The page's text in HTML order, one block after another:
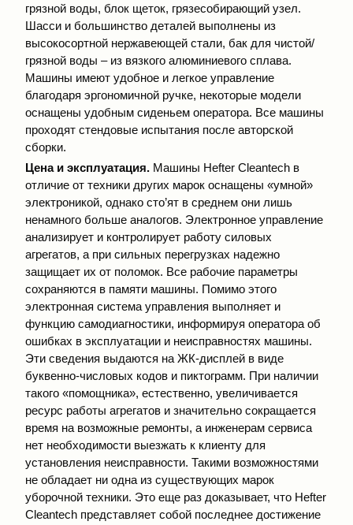
грязной воды, блок щеток, грязесобирающий узел.
Шасси и большинство деталей выполнены из
высокосортной нержавеющей стали, бак для чистой/
грязной воды – из вязкого алюминиевого сплава.
Машины имеют удобное и легкое управление
благодаря эргономичной ручке, некоторые модели
оснащены удобным сиденьем оператора. Все машины
проходят стендовые испытания после авторской
сборки.
Цена и эксплуатация. Машины Hefter Cleantech в
отличие от техники других марок оснащены «умной»
электроникой, однако стo’ят в среднем они лишь
ненамного больше аналогов. Электронное управление
анализирует и контролирует работу силовых
агрегатов, а при сильных перегрузках надежно
защищает их от поломок. Все рабочие параметры
сохраняются в памяти машины. Помимо этого
электронная система управления выполняет и
функцию самодиагностики, информируя оператора об
ошибках в эксплуатации и неисправностях машины.
Эти сведения выдаются на ЖК-дисплей в виде
буквенно-числовых кодов и пиктограмм. При наличии
такого «помощника», естественно, увеличивается
ресурс работы агрегатов и значительно сокращается
время на возможные ремонты, а инженерам сервиса
нет необходимости выезжать к клиенту для
установления неисправности. Такими возможностями
не обладает ни одна из существующих марок
уборочной техники. Это еще раз доказывает, что Hefter
Cleantech представляет собой последнее достижение